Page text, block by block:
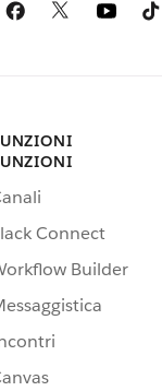
Connect
Builder